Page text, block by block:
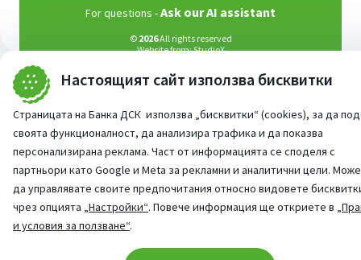
Настоящият сайт използва бисквитки
Страницата на Банка ДСК използва „бисквитки“ (cookies), за да
своята функционалност, да анализира трафика и да показва
персонализирана реклама. Част от информацията се споделя с
партньори като Google и Meta за рекламни и аналитични цели.
да управлявате своите предпочитания относно видовете
чрез опцията „Настройки“. Повече информация ще откриете в
и условия за ползване“.
For questions -Аsk our AI assistant
© 2026All rights reserved
Website from:StudioX